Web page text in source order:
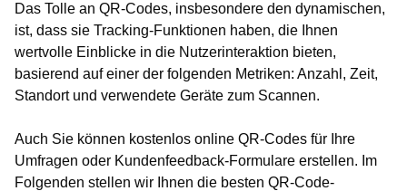
Das Tolle an QR-Codes, insbesondere den dynamischen,
ist, dass sie Tracking-Funktionen haben, die Ihnen
wertvolle Einblicke in die Nutzerinteraktion bieten,
basierend auf einer der folgenden Metriken: Anzahl, Zeit,
Standort und verwendete Geräte zum Scannen.
Auch Sie können kostenlos online QR-Codes für Ihre
Umfragen oder Kundenfeedback-Formulare erstellen. Im
Folgenden stellen wir Ihnen die besten QR-Code-